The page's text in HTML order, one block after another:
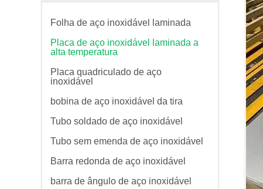
Folha de aço inoxidável laminada
Placa de aço inoxidável laminada a
alta temperatura
Placa quadriculado de aço
inoxidável
bobina de aço inoxidável da tira
Tubo soldado de aço inoxidável
Tubo sem emenda de aço inoxidável
Barra redonda de aço inoxidável
barra de ângulo de aço inoxidável